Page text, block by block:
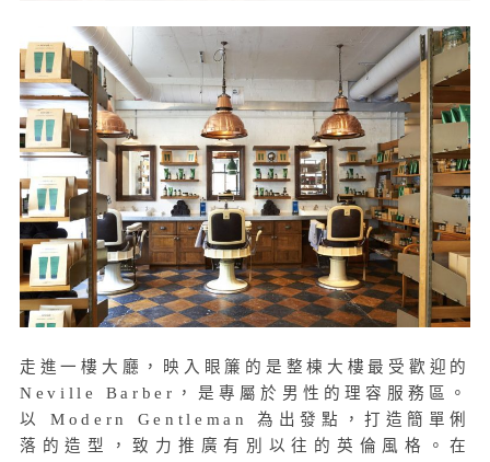
走進一樓大廳，映入眼簾的是整棟大樓最受歡迎的
Neville Barber，是專屬於男性的理容服務區。
以 Modern Gentleman 為出發點，打造簡單俐
落的造型，致力推廣有別以往的英倫風格。在